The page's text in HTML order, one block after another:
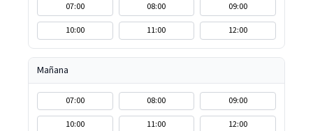
07:00 08:00
09:00
10:00
11:00 12:00
Mañana
07:00 08:00
09:00
10:00
11:00 12:00